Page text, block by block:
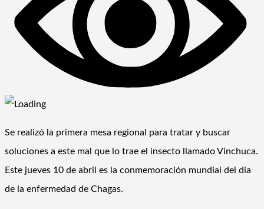
Se realizó la primera mesa regional para tratar y buscar
soluciones a este mal que lo trae el insecto llamado Vinchuca.
Este jueves 10 de abril es la conmemoración mundial del día
de la enfermedad de Chagas.